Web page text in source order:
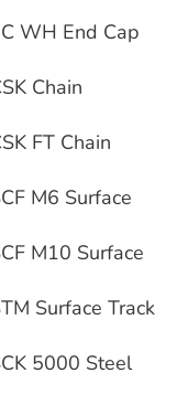
WH End Cap
Chain
FT Chain
M6 Surface
M10 Surface
Surface Track
5000 Steel